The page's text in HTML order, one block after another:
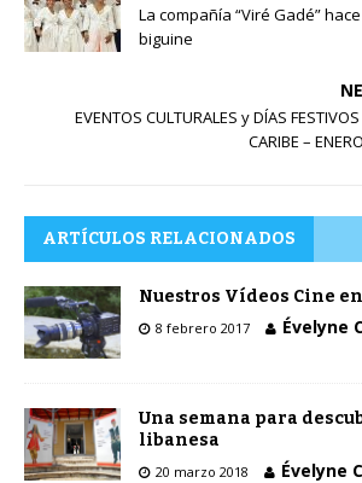
La compañía “Viré Gadé”
biguine
EVENTOS CULTURALES y DÍAS FESTIVOS
CARIBE –
ARTÍCULOS RELACIONADOS
Nuestros Vídeos Cine
8 febrero 2017 Évelyne
Una semana para
libanesa
20 marzo 2018 Évelyne